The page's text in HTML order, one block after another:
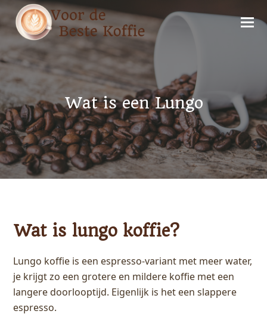
Wat is een Lungo
Wat is lungo koffie?
Lungo koffie is een espresso-variant met meer water,
je krijgt zo een grotere en mildere koffie met een
langere doorlooptijd. Eigenlijk is het een slappere
espresso.